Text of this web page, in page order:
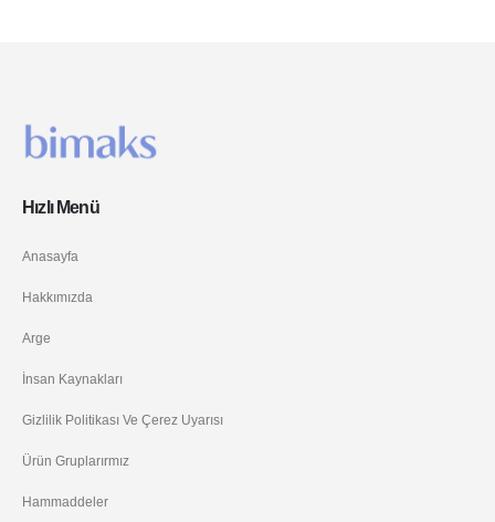
Hızlı Menü
Anasayfa
Hakkımızda
Arge
İnsan Kaynakları
Gizlilik Politikası Ve Çerez Uyarısı
Ürün Gruplarırmız
Hammaddeler